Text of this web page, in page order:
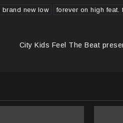
brand new low forever on high feat.
City Kids Feel The Beat